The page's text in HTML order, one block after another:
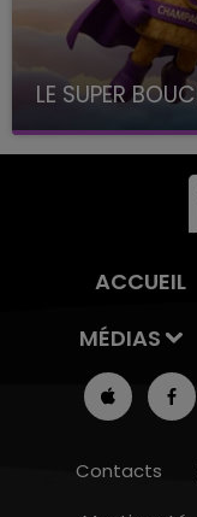
LE SUPER
avec La Famille
ACCUEIL
MÉDIAS
Contacts